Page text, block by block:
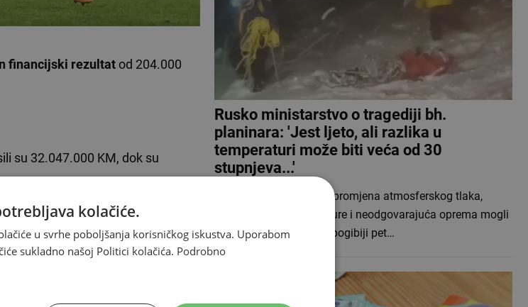
financijski rezultat od 204.000
su 32.047.000 KM, dok su
1,75 milijuna KM više u odnosu
nogometne federacije, iz
Rusko ministarstvo o tragediji bh.
planinara: 'Jest ljeto, ali razlika u
temperaturi može biti veća od 30
stupnjeva...'
Vremenski uvjeti, nagla promjena atmosferskog tlaka,
iznimno niske temperature i neodgovarajuća oprema mogli
su imati važnu ulogu u pogibiji pet…
kolačiće.
u svrhe poboljšanja korisničkog iskustva. Uporabom
sukladno našoj Politici kolačića. Podrobno